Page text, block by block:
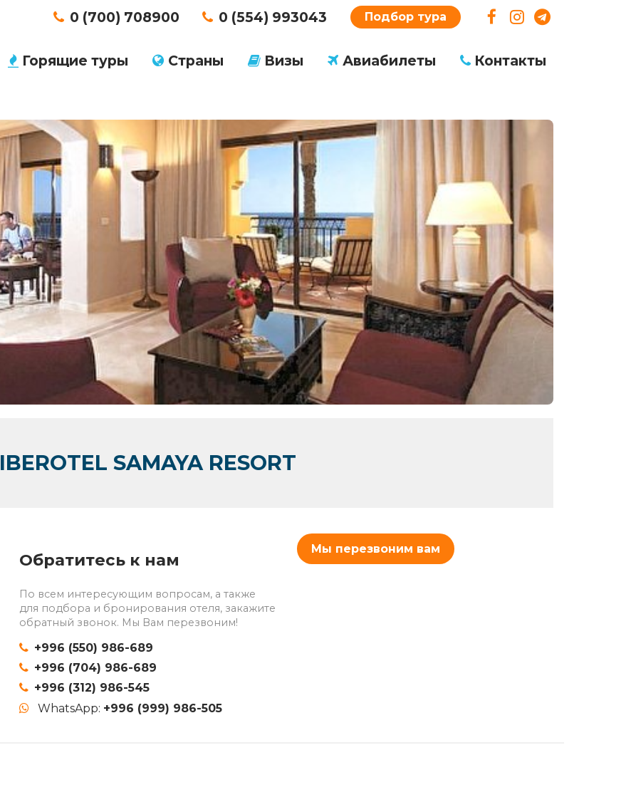
0 (700) 708900 0 (554) 993043 Подбор тура
Горящие туры Страны Визы Авиабилеты Контакты
IBEROTEL SAMAYA RESORT
Обратитесь к нам
По всем интересующим вопросам, а также
для подбора и бронирования отеля, закажите
обратный звонок. Мы Вам перезвоним!
+996 (550) 986-689
+996 (704) 986-689
+996 (312) 986-545
WhatsApp: +996 (999) 986-505
Мы перезвоним вам